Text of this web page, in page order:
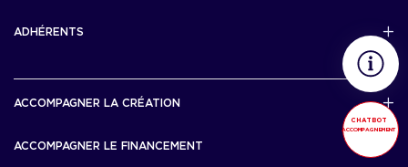
CHATBOT
ACCOMPAGNEMENT
ADHÉRENTS
ACCOMPAGNER LA CRÉATION
ACCOMPAGNER LE FINANCEMENT